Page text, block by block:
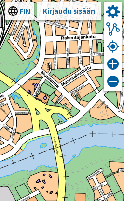
Kirjaudu sisään
FIN